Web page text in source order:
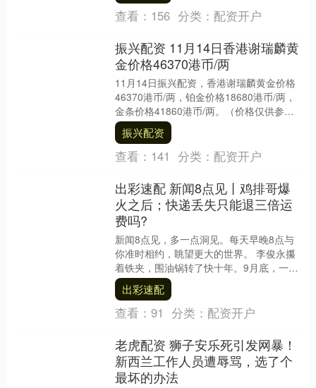
查看： 156 分类： 配资开户
振兴配资 11月14日香港谢瑞麟黄
金价格46370港币/两
11月14日振兴配资，香港谢瑞麟黄金价格
46370港币/两，铂金价格18680港币/两，
金条价格41860港币/两。（价格仅供参
考，以门店实际为准）同日上海黄金....
振兴配资
查看： 141 分类： 配资开户
出彩速配 新闻8点见丨鸡排哥爆
火之后；快递丢失只能退三倍运
费吗?
新闻8点见，多一点洞见。每天早晚8点与
你准时相约，眺望更大的世界。 李俊永攥
着铁夹，围油锅转了快十年。9月底，一段
拍他出摊的视频被上传到网络。在那之
后，“太有情....
出彩速配
查看： 91 分类： 配资开户
老虎配资 狮子安乐死引发网暴！
新西兰工作人员遭辱骂，选了个
最坏的办法